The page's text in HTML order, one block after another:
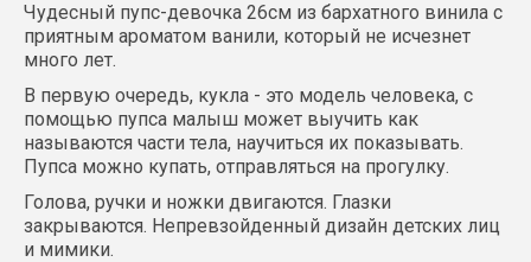
Чудесный пупс-девочка 26см из бархатного винила с
приятным ароматом ванили, который не исчезнет
много лет.
В первую очередь, кукла - это модель человека, с
помощью пупса малыш может выучить как
называются части тела, научиться их показывать.
Пупса можно купать, отправляться на прогулку.
Голова, ручки и ножки двигаются. Глазки
закрываются. Непревзойденный дизайн детских лиц
и мимики.